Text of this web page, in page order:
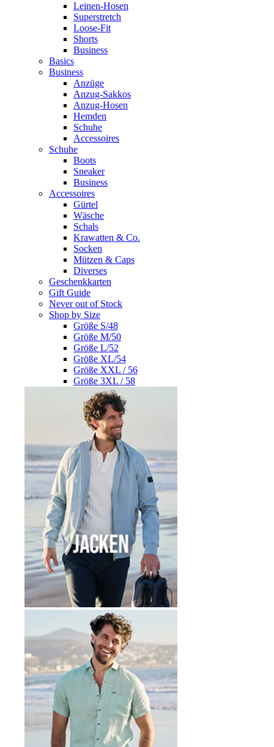
Leinen-Hosen
Superstretch
Loose-Fit
Shorts
Business
Basics
Business
Anzüge
Anzug-Sakkos
Anzug-Hosen
Hemden
Schuhe
Accessoires
Schuhe
Boots
Sneaker
Business
Accessoires
Gürtel
Wäsche
Schals
Krawatten & Co.
Socken
Mützen & Caps
Diverses
Geschenkkarten
Gift Guide
Never out of Stock
Shop by Size
Größe S/48
Größe M/50
Größe L/52
Größe XL/54
Größe XXL / 56
Größe 3XL / 58